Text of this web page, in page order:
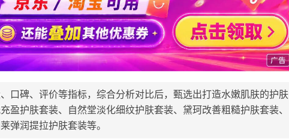
口碑、评价等指标，综合分析对比后，甄选出打造水嫩肌肤的护肤
盈护肤套装、自然堂淡化细纹护肤套装、黛珂改善粗糙护肤套装、
弹润提拉护肤套装等。